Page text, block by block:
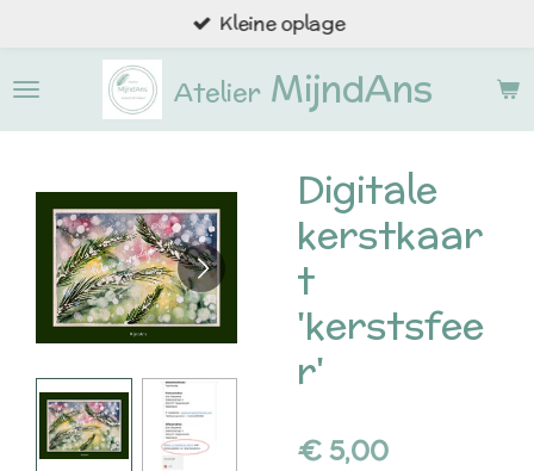
naar
AtelierMijndAns
Kleine oplage
Digitale
kerstkaar
t
'kerstsfee
r'
€ 5,00